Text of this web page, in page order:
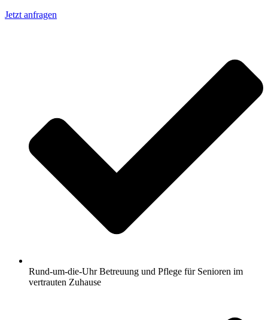
Jetzt anfragen
Rund-um-die-Uhr Betreuung und Pflege für Senioren im
vertrauten Zuhause